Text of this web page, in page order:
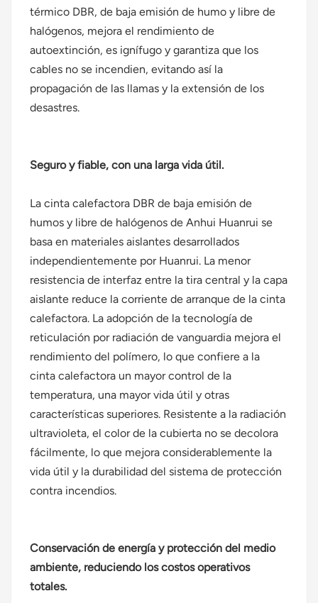
térmico DBR, de baja emisión de humo y libre de
halógenos, mejora el rendimiento de
autoextinción, es ignífugo y garantiza que los
cables no se incendien, evitando así la
propagación de las llamas y la extensión de los
desastres.
Seguro y fiable, con una larga vida útil.
La cinta calefactora DBR de baja emisión de
humos y libre de halógenos de Anhui Huanrui se
basa en materiales aislantes desarrollados
independientemente por Huanrui. La menor
resistencia de interfaz entre la tira central y la capa
aislante reduce la corriente de arranque de la cinta
calefactora. La adopción de la tecnología de
reticulación por radiación de vanguardia mejora el
rendimiento del polímero, lo que confiere a la
cinta calefactora un mayor control de la
temperatura, una mayor vida útil y otras
características superiores. Resistente a la radiación
ultravioleta, el color de la cubierta no se decolora
fácilmente, lo que mejora considerablemente la
vida útil y la durabilidad del sistema de protección
contra incendios.
Conservación de energía y protección del medio
ambiente, reduciendo los costos operativos
totales.